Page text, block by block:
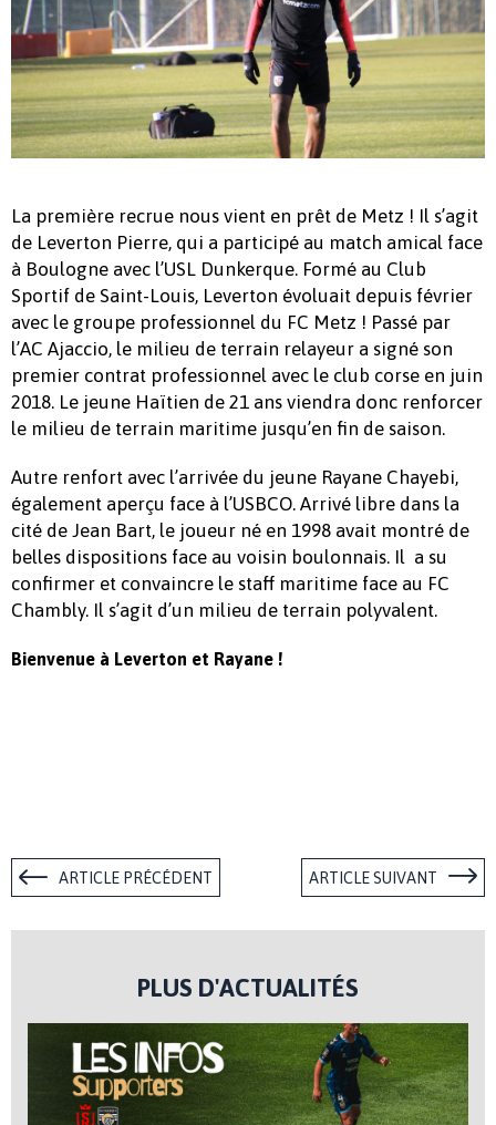
La première recrue nous vient en prêt de Metz ! Il s’agit
de Leverton Pierre, qui a participé au match amical face
à Boulogne avec l’USL Dunkerque. Formé au Club
Sportif de Saint-Louis, Leverton évoluait depuis février
avec le groupe professionnel du FC Metz ! Passé par
l’AC Ajaccio, le milieu de terrain relayeur a signé son
premier contrat professionnel avec le club corse en juin
2018. Le jeune Haïtien de 21 ans viendra donc renforcer
le milieu de terrain maritime jusqu’en fin de saison.
Autre renfort avec l’arrivée du jeune Rayane Chayebi,
également aperçu face à l’USBCO. Arrivé libre dans la
cité de Jean Bart, le joueur né en 1998 avait montré de
belles dispositions face au voisin boulonnais. Il a su
confirmer et convaincre le staff maritime face au FC
Chambly. Il s’agit d’un milieu de terrain polyvalent.
Bienvenue à Leverton et Rayane !
ARTICLE PRÉCÉDENT ARTICLE SUIVANT
PLUS D'ACTUALITÉS